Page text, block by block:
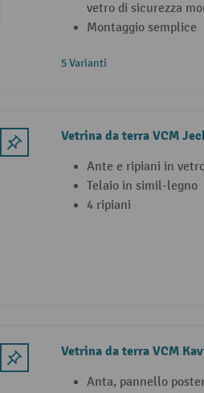
vetro di sicurezza
Montaggio semplice
5 Varianti
Vetrina da terra VCM
Ante e ripiani in
Telaio in simil-legno
4 ripiani
Vetrina da terra VCM
Anta, pannello